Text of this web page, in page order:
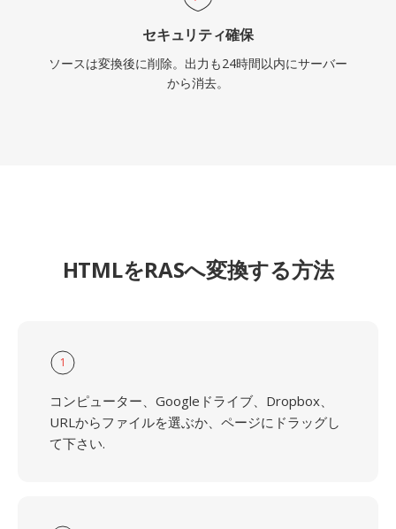
セキュリティ確保
ソースは変換後に削除。出力も24時間以内にサーバー
から消去。
HTMLをRASへ変換する方法
1
コンピューター、Googleドライブ、Dropbox、
URLからファイルを選ぶか、ページにドラッグし
て下さい.